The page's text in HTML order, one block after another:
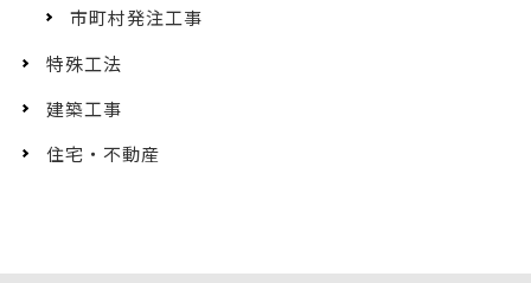
市町村発注工事
特殊工法
建築工事
住宅・不動産